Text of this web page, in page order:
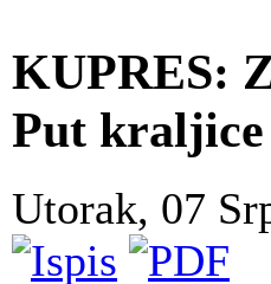
KUPRES:
Put
Utorak, 07